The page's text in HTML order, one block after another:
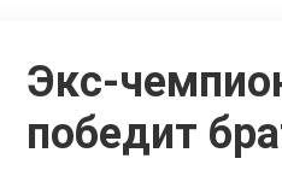
Экс-
победит